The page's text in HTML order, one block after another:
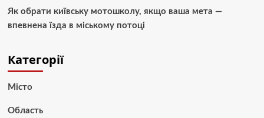
Як обрати київську мотошколу, якщо ваша мета —
впевнена їзда в міському потоці
Категорії
Місто
Область